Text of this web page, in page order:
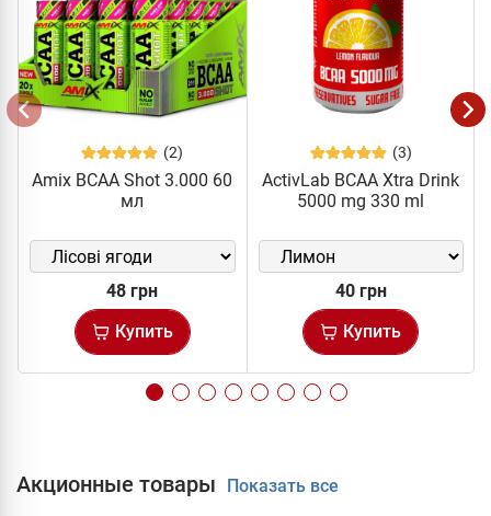
(2)
Amix BCAA Shot 3.000 60
мл
48 грн
Купить
(3)
ActivLab BCAA Xtra Drink
5000 mg 330 ml
40 грн
Купить
Акционные товары Показать все